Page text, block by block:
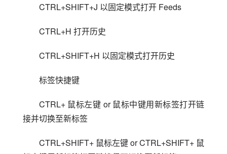
CTRL+SHIFT+J 以固定模式打开 Feeds
CTRL+H 打开历史
CTRL+SHIFT+H 以固定模式打开历史
标签快捷键
CTRL+ 鼠标左键 or 鼠标中键用新标签打开链
接并切换至新标签
CTRL+SHIFT+ 鼠标左键 or CTRL+SHIFT+ 鼠